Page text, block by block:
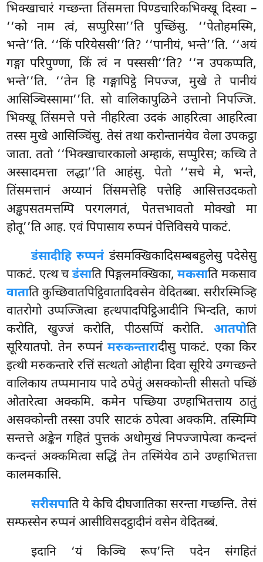
भिक्खाचारं गच्छन्ता तिंसमत्ता पिण्डचारिकभिक्खू दिस्वा –
‘‘को नाम त्वं, सप्पुरिसा’’ति पुच्छिंसु. ‘‘पेतोहमस्मि,
भन्ते’’ति. ‘‘किं परियेससी’’ति? ‘‘पानीयं, भन्ते’’ति. ‘‘अयं
गङ्गा परिपुण्णा, किं त्वं न पस्ससी’’ति? ‘‘न उपकप्पति,
भन्ते’’ति. ‘‘तेन हि गङ्गापिट्ठे निपज्ज, मुखे ते पानीयं
आसिञ्चिस्सामा’’ति. सो वालिकापुळिने उत्तानो निपज्जि.
भिक्खू तिंसमत्ते पत्ते नीहरित्वा उदकं आहरित्वा आहरित्वा
तस्स मुखे आसिञ्चिंसु. तेसं तथा करोन्तानंयेव वेला उपकट्ठा
जाता. ततो ‘‘भिक्खाचारकालो अम्हाकं, सप्पुरिस; कच्चि ते
अस्सादमत्ता लद्धा’’ति आहंसु. पेतो ‘‘सचे मे, भन्ते,
तिंसमत्तानं अय्यानं तिंसमत्तेहि पत्तेहि आसित्तउदकतो
अड्ढपसतमत्तम्पि परगलगतं, पेतत्तभावतो मोक्खो मा
होतू’’ति आह. एवं पिपासाय रुप्पनं पेत्तिविसये पाकटं.
डंसादीहि रुप्पनंडंसमक्खिकादिसम्बबहुलेसु पदेसेसु
पाकटं. एत्थ चडंसाति पिङ्गलमक्खिका,मकसाति मकसाव
वाताति कुच्छिवातपिट्ठिवातादिवसेन वेदितब्बा. सरीरस्मिञ्हि
वातरोगो उप्पज्जित्वा हत्थपादपिट्ठिआदीनि भिन्दति, काणं
करोति, खुज्जं करोति, पीठसप्पिं करोति. आतपोति
सूरियातपो. तेन रुप्पनं मरुकन्तारादीसु पाकटं. एका किर
इत्थी मरुकन्तारे रत्तिं सत्थतो ओहीना दिवा सूरिये उग्गच्छन्ते
वालिकाय तप्पमानाय पादे ठपेतुं असक्कोन्ती सीसतो पच्छिं
ओतारेत्वा अक्कमि. कमेन पच्छिया उण्हाभितत्ताय ठातुं
असक्कोन्ती तस्सा उपरि साटकं ठपेत्वा अक्कमि. तस्मिम्पि
सन्तत्ते अङ्केन गहितं पुत्तकं अधोमुखं निपज्जापेत्वा कन्दन्तं
कन्दन्तं अक्कमित्वा सद्धिं तेन तस्मिंयेव ठाने उण्हाभितत्ता
कालमकासि.
सरीसपाति ये केचि दीघजातिका सरन्ता गच्छन्ति. तेसं
सम्फस्सेन रुप्पनं आसीविसदट्ठादीनं वसेन वेदितब्बं.
इदानि ‘यं किञ्चि रूप’न्ति पदेन संगहितं